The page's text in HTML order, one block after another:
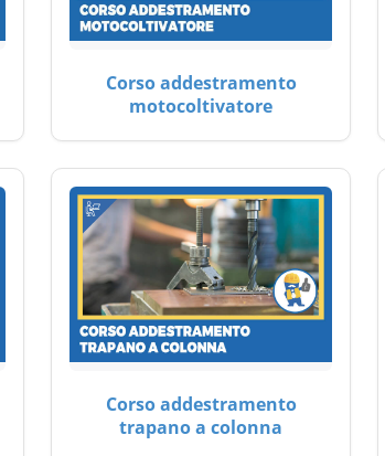
Corso addestramento
motocoltivatore
Corso addestramento
trapano a colonna